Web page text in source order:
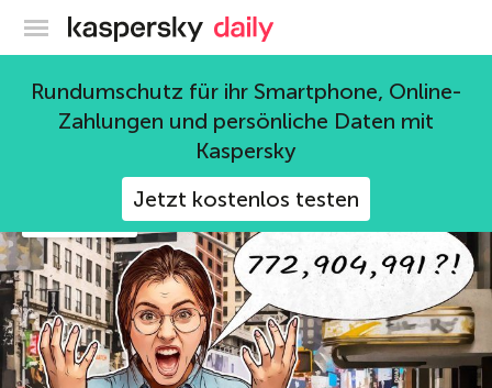
Offizieller Blog von Kaspersky
Rundumschutz für ihr Smartphone, Online-
Zahlungen und persönliche Daten mit
Kaspersky
Jetzt kostenlos testen
Alex Perekalin
63 Beiträge
Datenlecks